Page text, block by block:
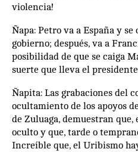
violencia!
Ñapa: Petro va a España y se
gobierno; después, va a
posibilidad de que se caiga
suerte que lleva el
Ñapita: Las grabaciones del
ocultamiento de los apoyos
de Zuluaga, demuestran
oculto y que, tarde o
Increíble que, el Uribismo